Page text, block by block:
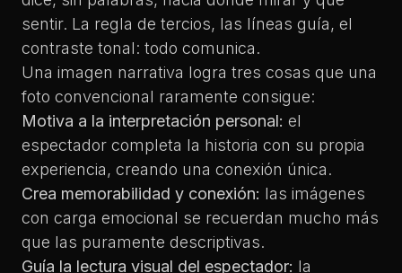
sentir. La regla de tercios, las líneas guía, el
contraste tonal: todo comunica.
Una imagen narrativa logra tres cosas que una
foto convencional raramente consigue:
Motiva a la interpretación personal: el
espectador completa la historia con su propia
experiencia, creando una conexión única.
Crea memorabilidad y conexión: las imágenes
con carga emocional se recuerdan mucho más
que las puramente descriptivas.
Guía la lectura visual del espectador: la